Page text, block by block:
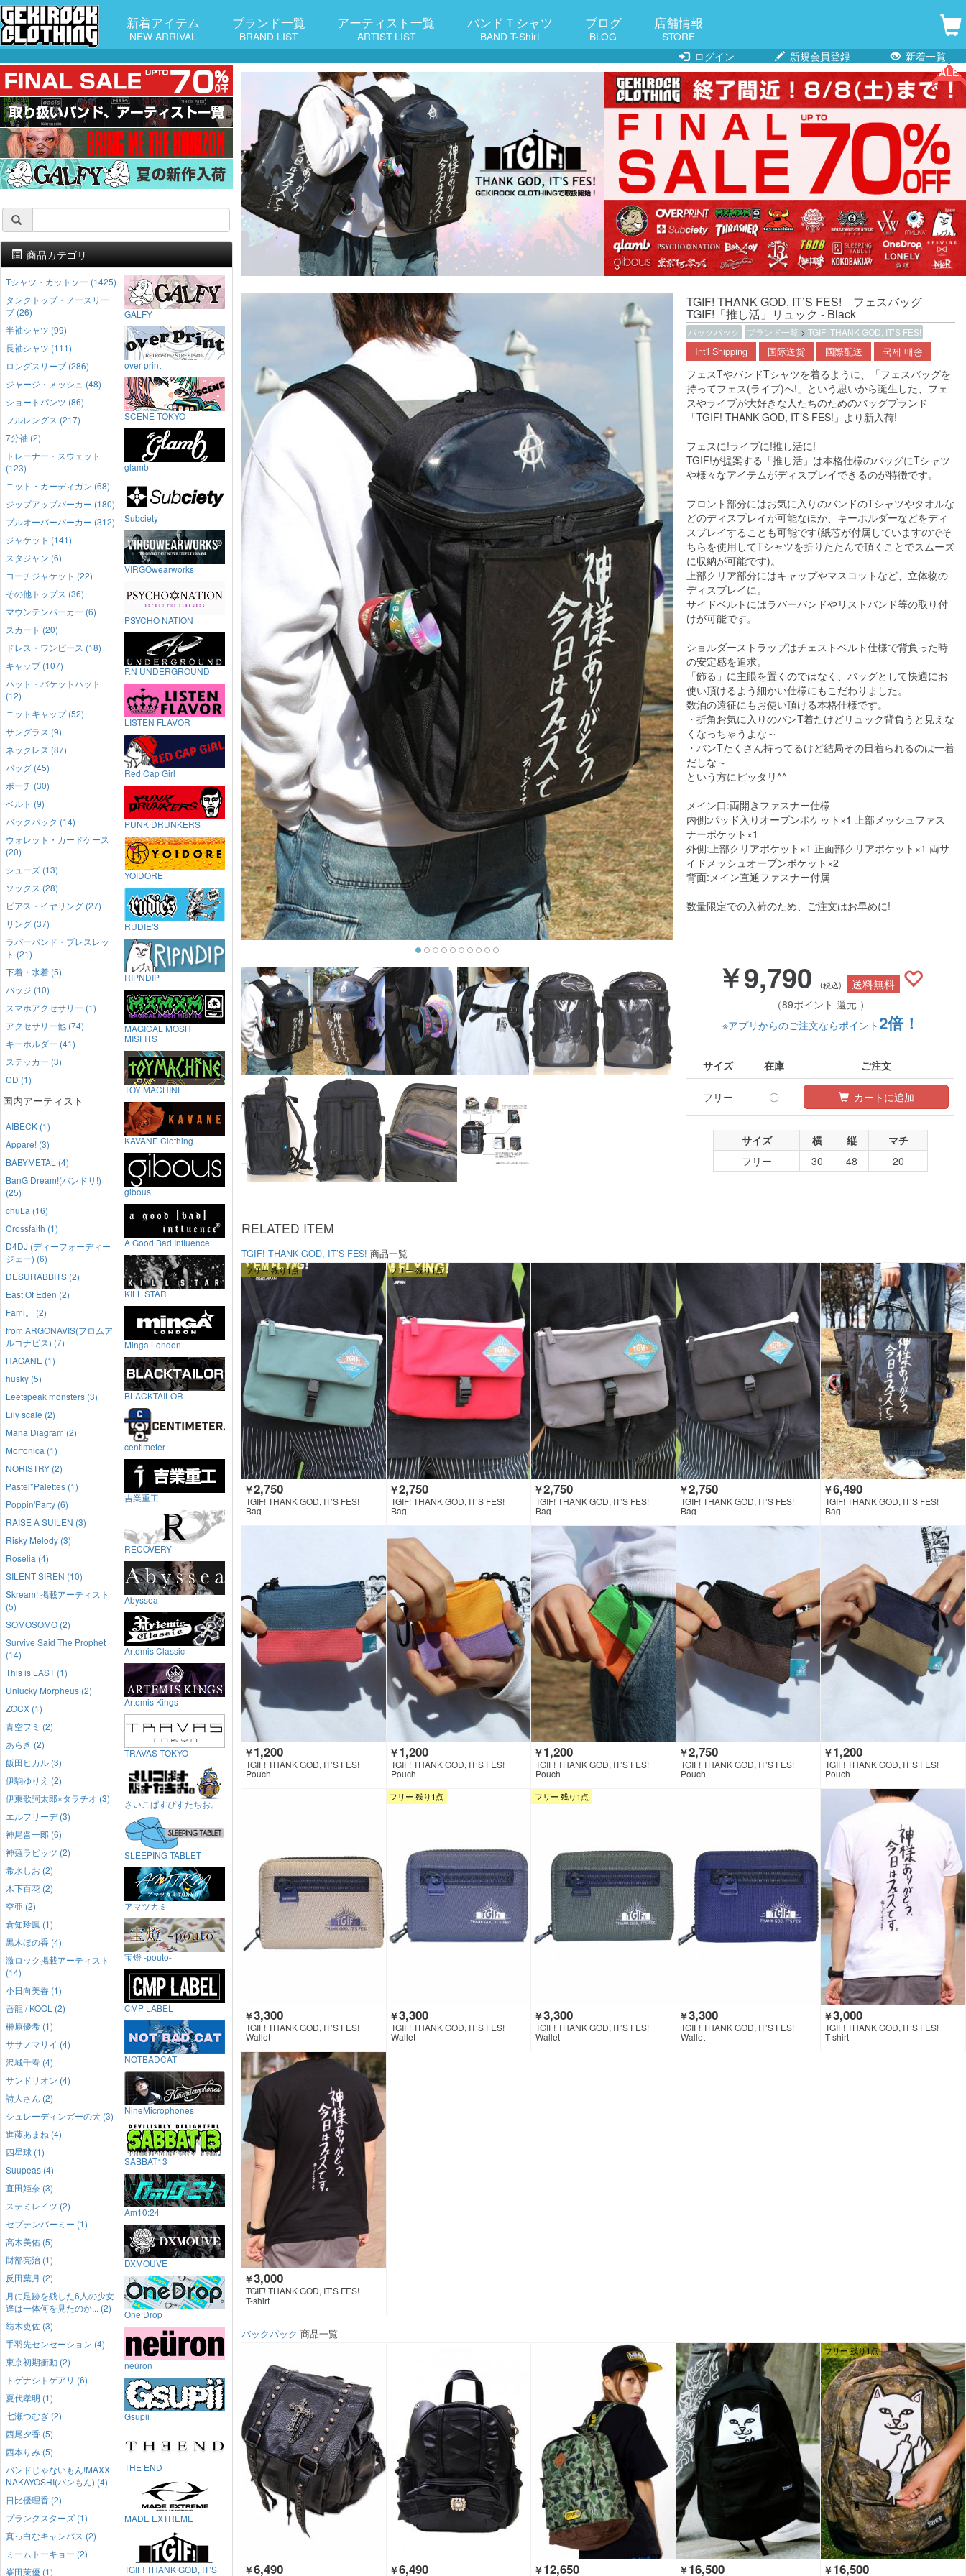
新着アイテム
NEW ARRIVAL
ブランド一覧
BRAND LIST
アーティスト一覧
ARTIST LIST
バンドＴシャツ
BAND T-Shirt
ブログ
BLOG
店舗情報
STORE
ログイン
新規会員登録 新着一覧
TGIF! THANK GOD, IT’S FES! フェスバッグ
TGIF!「推し活」リュック - Black
バックパック ブランド一覧 > TGIF! THANK GOD, IT’S FES!
Int'l Shipping 国际送货 國際配送 국제 배송
フェスTやバンドTシャツを着るように、「フェスバッグを
持ってフェス(ライブ)へ!」という思いから誕生した、フェ
スやライブが大好きな人たちのためのバッグブランド
「TGIF! THANK GOD, IT’S FES!」より新入荷!
フェスに!ライブに!推し活に!
TGIF!が提案する「推し活」は本格仕様のバッグにTシャツ
や様々なアイテムがディスプレイできるのが特徴です。
フロント部分にはお気に入りのバンドのTシャツやタオルな
どのディスプレイが可能なほか、キーホルダーなどをディ
スプレイすることも可能です(紙芯が付属していますのでそ
ちらを使用してTシャツを折りたたんで頂くことでスムーズ
に収納が可能です)。
上部クリア部分にはキャップやマスコットなど、立体物の
ディスプレイに。
サイドベルトにはラバーバンドやリストバンド等の取り付
けが可能です。
ショルダーストラップはチェストベルト仕様で背負った時
の安定感を追求。
「飾る」に主眼を置くのではなく、バッグとして快適にお
使い頂けるよう細かい仕様にもこだわりました。
数泊の遠征にもお使い頂ける本格仕様です。
・折角お気に入りのバンT着たけどリュック背負うと見えな
くなっちゃうよな～
・バンTたくさん持ってるけど結局その日着られるのは一着
だしな～
という方にピッタリ^^
メイン口:両開きファスナー仕様
内側:パッド入りオープンポケット×1 上部メッシュファス
ナーポケット×1
外側:上部クリアポケット×1 正面部クリアポケット×1 両サ
イドメッシュオープンポケット×2
背面:メイン直通ファスナー付属
数量限定での入荷のため、ご注文はお早めに!
￥9,790(税込) 送料無料
（89ポイント 還元 ）
※アプリからのご注文ならポイント2倍！
サイズ 在庫 ご注文
フリー 〇 カートに追加
サイズ 横 縦
マチ
フリー
30 48 20
RELATED ITEM
SALE!!
SALE!!
SALE!!
SALE!!
TGIF! THANK GOD, IT’S FES! 商品一覧
フリー 残り1点
￥2,750
TGIF! THANK GOD, IT’S FES!
Bag
フリー 残り1点
￥2,750
TGIF! THANK GOD, IT’S FES!
Bag
￥2,750
TGIF! THANK GOD, IT’S FES!
Bag
￥2,750
TGIF! THANK GOD, IT’S FES!
Bag
￥6,490
TGIF! THANK GOD, IT’S FES!
Bag
￥1,200
TGIF! THANK GOD, IT’S FES!
Pouch
￥1,200
TGIF! THANK GOD, IT’S FES!
Pouch
￥1,200
TGIF! THANK GOD, IT’S FES!
Pouch
￥2,750
TGIF! THANK GOD, IT’S FES!
Pouch
￥1,200
TGIF! THANK GOD, IT’S FES!
Pouch
￥3,300
TGIF! THANK GOD, IT’S FES!
Wallet
フリー 残り1点
￥3,300
TGIF! THANK GOD, IT’S FES!
Wallet
フリー 残り1点
￥3,300
TGIF! THANK GOD, IT’S FES!
Wallet
￥3,300
TGIF! THANK GOD, IT’S FES!
Wallet
￥3,000
TGIF! THANK GOD, IT’S FES!
T-shirt
￥3,000
TGIF! THANK GOD, IT’S FES!
T-shirt
バックパック 商品一覧
￥6,490 ￥6,490 ￥12,650 ￥16,500
フリー 残り1点
￥16,500
商品カテゴリ
Tシャツ・カットソー (1425)
タンクトップ・ノースリー
ブ (26)
半袖シャツ (99)
長袖シャツ (111)
ロングスリーブ (286)
ジャージ・メッシュ (48)
ショートパンツ (86)
フルレングス (217)
7分袖 (2)
トレーナー・スウェット
(123)
ニット・カーディガン (68)
ジップアップパーカー (180)
プルオーバーパーカー (312)
ジャケット (141)
スタジャン (6)
コーチジャケット (22)
その他トップス (36)
マウンテンパーカー (6)
スカート (20)
ドレス・ワンピース (18)
キャップ (107)
ハット・バケットハット
(12)
ニットキャップ (52)
サングラス (9)
ネックレス (87)
バッグ (45)
ポーチ (30)
ベルト (9)
バックパック (14)
ウォレット・カードケース
(20)
シューズ (13)
ソックス (28)
ピアス・イヤリング (27)
リング (37)
ラバーバンド・ブレスレッ
ト (21)
下着・水着 (5)
バッジ (10)
スマホアクセサリー (1)
アクセサリー他 (74)
キーホルダー (41)
ステッカー (3)
CD (1)
国内アーティスト
AIBECK (1)
Appare! (3)
BABYMETAL (4)
BanG Dream!(バンドリ!)
(25)
chuLa (16)
Crossfaith (1)
D4DJ (ディーフォーディー
ジェー) (6)
DESURABBITS (2)
East Of Eden (2)
Fami。 (2)
from ARGONAVIS(フロムア
ルゴナビス) (7)
HAGANE (1)
husky (5)
Leetspeak monsters (3)
Lily scale (2)
Mana Diagram (2)
Morfonica (1)
NORISTRY (2)
Pastel*Palettes (1)
Poppin'Party (6)
RAISE A SUILEN (3)
Risky Melody (3)
Roselia (4)
SILENT SIREN (10)
Skream! 掲載アーティスト
(5)
SOMOSOMO (2)
Survive Said The Prophet
(14)
This is LAST (1)
Unlucky Morpheus (2)
ZOCX (1)
青空フミ (2)
あらき (2)
飯田ヒカル (3)
伊駒ゆりえ (2)
伊東歌詞太郎×タラチオ (3)
エルフリーデ (3)
神尾晋一郎 (6)
神薙ラビッツ (2)
希水しお (2)
木下百花 (2)
空亜 (2)
倉知玲鳳 (1)
黒木ほの香 (4)
激ロック掲載アーティスト
(14)
小日向美香 (1)
吾龍 / KOOL (2)
榊原優希 (1)
ササノマリイ (4)
沢城千春 (4)
サンドリオン (4)
詩人さん (2)
シュレーディンガーの犬 (3)
進藤あまね (4)
四星球 (1)
Suupeas (4)
直田姫奈 (3)
ステミレイツ (2)
セプテンバーミー (1)
高木美佑 (5)
財部亮治 (1)
反田葉月 (2)
月に足跡を残した6人の少女
達は一体何を見たのか... (2)
紡木吏佐 (3)
手羽先センセーション (4)
東京初期衝動 (2)
トゲナシトゲアリ (6)
夏代孝明 (1)
七瀬つむぎ (2)
西尾夕香 (5)
西本りみ (5)
バンドじゃないもん!MAXX
NAKAYOSHI(バンもん) (4)
日比優理香 (2)
プランクスターズ (1)
真っ白なキャンバス (2)
ミームトーキョー (2)
峯田茉優 (1)
GALFY
over print
SCENE TOKYO
glamb
Subciety
VIRGOwearworks
PSYCHO NATION
P.N UNDERGROUND
LISTEN FLAVOR
Red Cap Girl
PUNK DRUNKERS
YOIDORE
RUDIE'S
RIPNDIP
MAGICAL MOSH
MISFITS
TOY MACHINE
KAVANE Clothing
gibous
A Good Bad Influence
KILL STAR
Minga London
BLACKTAILOR
centimeter
吉業重工
RECOVERY
Abyssea
Artemis Classic
Artemis Kings
TRAVAS TOKYO
さいこぱすぴすたちお。
SLEEPING TABLET
アマツカミ
宝燈 -pouto-
CMP LABEL
NOTBADCAT
NineMicrophones
SABBAT13
Am10:24
DXMOUVE
One Drop
neüron
Gsupii
THE END
MADE EXTREME
TGIF! THANK GOD, IT’S